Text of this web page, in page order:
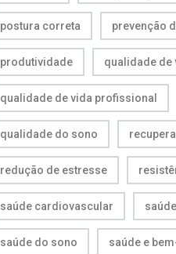
postura correta prevenção
produtividade qualidade de
qualidade de vida profissional
qualidade do sono
redução de estresse
saúde cardiovascular
saúde do sono saúde e